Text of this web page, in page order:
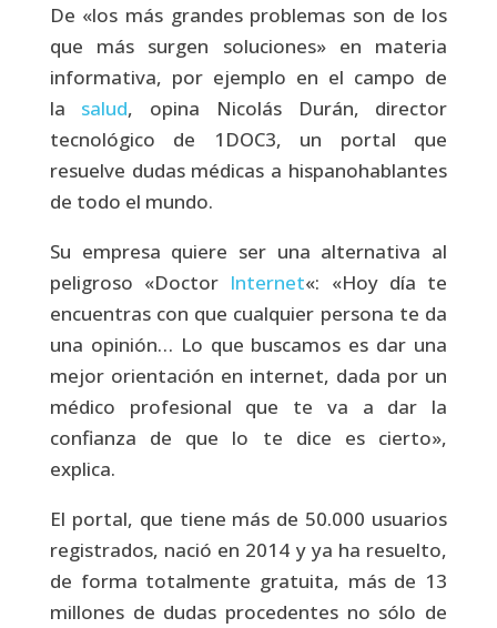
De «los más grandes problemas son de los
que más surgen soluciones» en materia
informativa, por ejemplo en el campo de
la salud, opina Nicolás Durán, director
tecnológico de 1DOC3, un portal que
resuelve dudas médicas a hispanohablantes
de todo el mundo.
Su empresa quiere ser una alternativa al
peligroso «Doctor Internet«: «Hoy día te
encuentras con que cualquier persona te da
una opinión… Lo que buscamos es dar una
mejor orientación en internet, dada por un
médico profesional que te va a dar la
confianza de que lo te dice es cierto»,
explica.
El portal, que tiene más de 50.000 usuarios
registrados, nació en 2014 y ya ha resuelto,
de forma totalmente gratuita, más de 13
millones de dudas procedentes no sólo de